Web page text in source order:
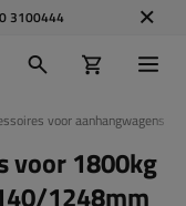
3100444
voor aanhangwagens
voor 1800kg
1248mm